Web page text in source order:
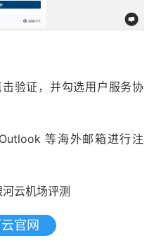
验证，并勾选用户服务协
等海外邮箱进行注
云机场评测
官网